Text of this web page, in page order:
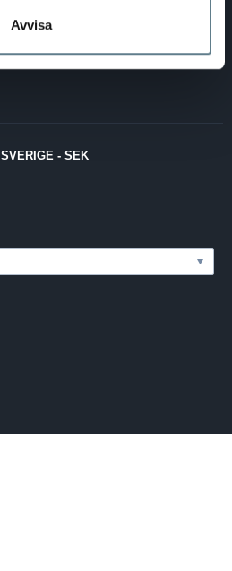
Avvisa
SVERIGE - SEK